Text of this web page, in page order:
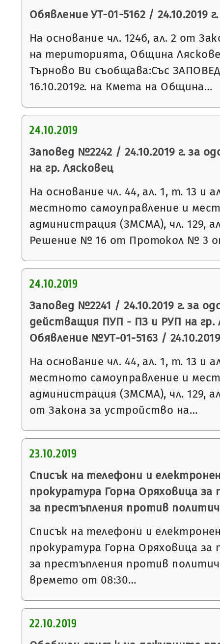
Обявление УТ-01-5162 / 24.10.2019 г.
На основание чл. 124б, ал. 2 от
на територията, Община
Търново Ви съобщава:Със
16.10.2019г. на Кмета на Община…
24.10.2019
Заповед №2242 / 24.10.2019 г. за
на гр. Лясковец
На основание чл. 44, ал. 1, т. 13 и
местното самоуправление и
администрация (ЗМСМА), чл. 129,
Решение № 16 от Протокол № 3
24.10.2019
Заповед №2241 / 24.10.2019 г. за
действащия ПУП - ПЗ и РУП на гр.
Обявление №УТ-01-5163 /
На основание чл. 44, ал. 1, т. 13 и
местното самоуправление и
администрация (ЗМСМА), чл. 129,
от Закона за устройство на…
23.10.2019
Списък на телефони и
прокуратура Горна Оряховица за
за престъпления против
Списък на телефони и
прокуратура Горна Оряховица за
за престъпления против
времето от 08:30…
22.10.2019